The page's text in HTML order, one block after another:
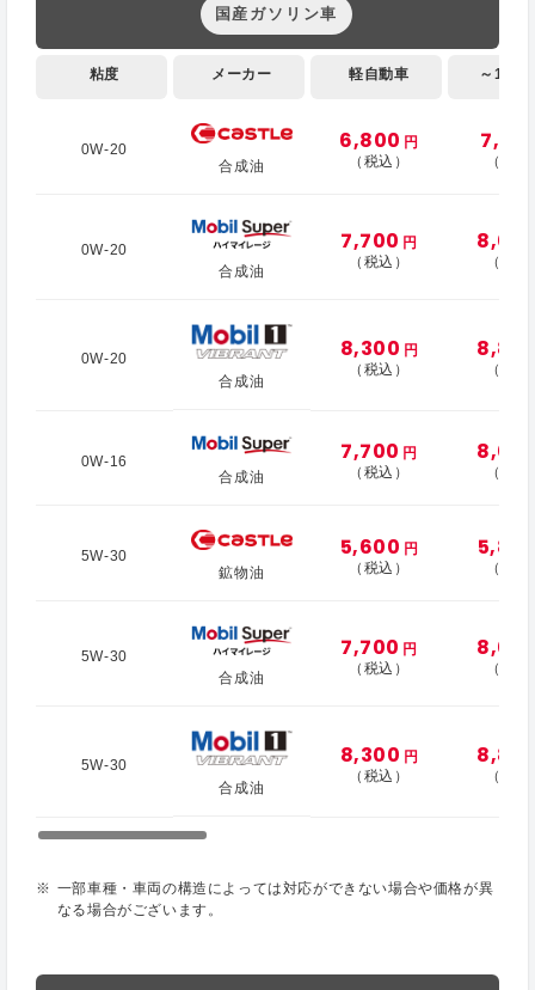
国産ガソリン車
粘度 メーカー 軽自動車 ～
0W-20
合成油
6,800 円
（税込）
7,100
（税
0W-20
合成油
7,700 円
（税込）
（税
0W-20
合成油
8,300 円
（税込）
（税
0W-16
合成油
7,700 円
（税込）
（税
5W-30
鉱物油
5,600 円
（税込）
（税
5W-30
合成油
7,700 円
（税込）
（税
5W-30
合成油
8,300 円
（税込）
（税
一部車種・車両の構造によっては対応ができない場合や価格が異
なる場合がございます。